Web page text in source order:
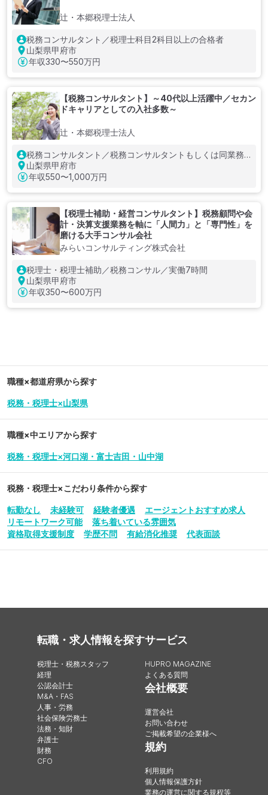
辻・本郷税理士法人
税務コンサルタント／税理士科目2科目以上の合格者
山梨県甲府市
年収330〜550万円
【税務コンサルタント】～40代以上活躍中／セカン
ドキャリアとしての入社多数～
辻・本郷税理士法人
税務コンサルタント／税務コンサルタントもしくは同業務
に準ずるご経験を5年以上お持ちの方
山梨県甲府市
年収550〜1,000万円
【税理士補助・経営コンサルタント】税務顧問や会
計・決算支援業務を軸に「人間力」と「専門性」を
磨ける大手コンサル会社
みらいコンサルティング株式会社
税理士・税理士補助／税務コンサル／実働7時間
山梨県甲府市
年収350〜600万円
職種×都道府県から探す
税務・税理士×山梨県
職種×中エリアから探す
税務・税理士×河口湖・富士吉田・山中湖
税務・税理士×こだわり条件から探す
転勤なし 未経験可 経験者優遇
エージェントおすすめ求人
リモートワーク可能
落ち着いている雰囲気
資格取得支援制度
学歴不問 有給消化推奨 代表面談
転職・求人情報を探す
税理士・税務スタッフ
経理
公認会計士
M&A・FAS
人事・労務
社会保険労務士
法務・知財
弁護士
財務
CFO
サービス
HUPRO MAGAZINE
よくある質問
会社概要
運営会社
お問い合わせ
ご掲載希望の企業様へ
規約
利用規約
個人情報保護方針
業務の運営に関する規程等